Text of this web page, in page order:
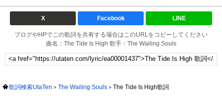
X Facebook LINE
ブログやHPでこの歌詞を共有する場合はこのURLをコピーしてください
曲名：The Tide Is High 歌手：The Wailing Souls
歌詞検索UtaTen The Wailing Souls The Tide Is High歌詞